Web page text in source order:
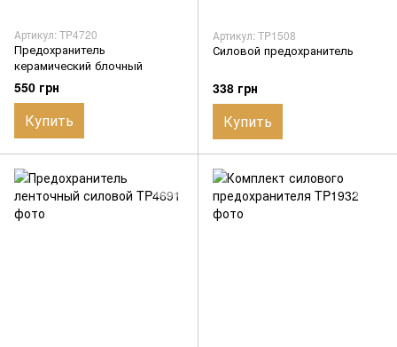
Артикул: TP4720
Предохранитель
керамический блочный
550 грн
Купить
Артикул: TP1508
Силовой предохранитель
338 грн
Купить